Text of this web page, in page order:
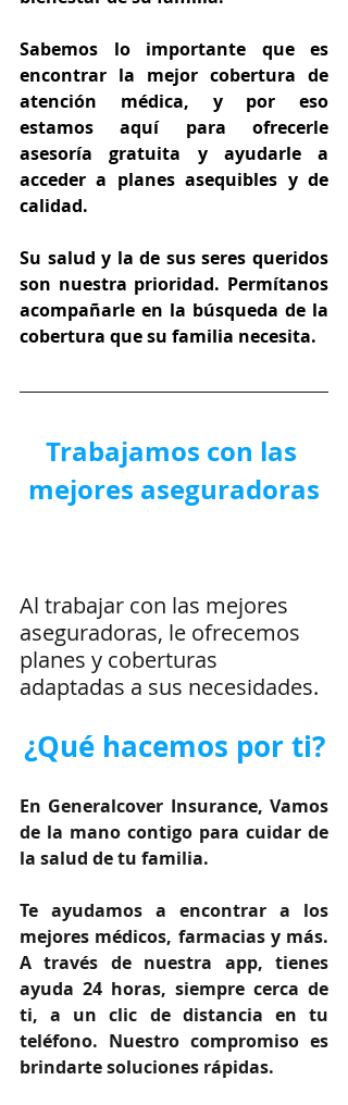
Sabemos lo importante que es
encontrar la mejor cobertura de
atención médica, y por eso
estamos aquí para ofrecerle
asesoría gratuita y ayudarle a
acceder a planes asequibles y de
calidad.
Su salud y la de sus seres queridos
son nuestra prioridad. Permítanos
acompañarle en la búsqueda de la
cobertura que su familia necesita.
Trabajamos con las
mejores aseguradoras
Al trabajar con las mejores
aseguradoras, le ofrecemos
planes y coberturas
adaptadas a sus necesidades.
¿Qué hacemos por ti?
En Generalcover Insurance, Vamos
de la mano contigo para cuidar de
la salud de tu familia.
Te ayudamos a encontrar a los
mejores médicos, farmacias y más.
A través de nuestra app, tienes
ayuda 24 horas, siempre cerca de
ti, a un clic de distancia en tu
teléfono. Nuestro compromiso es
brindarte soluciones rápidas.